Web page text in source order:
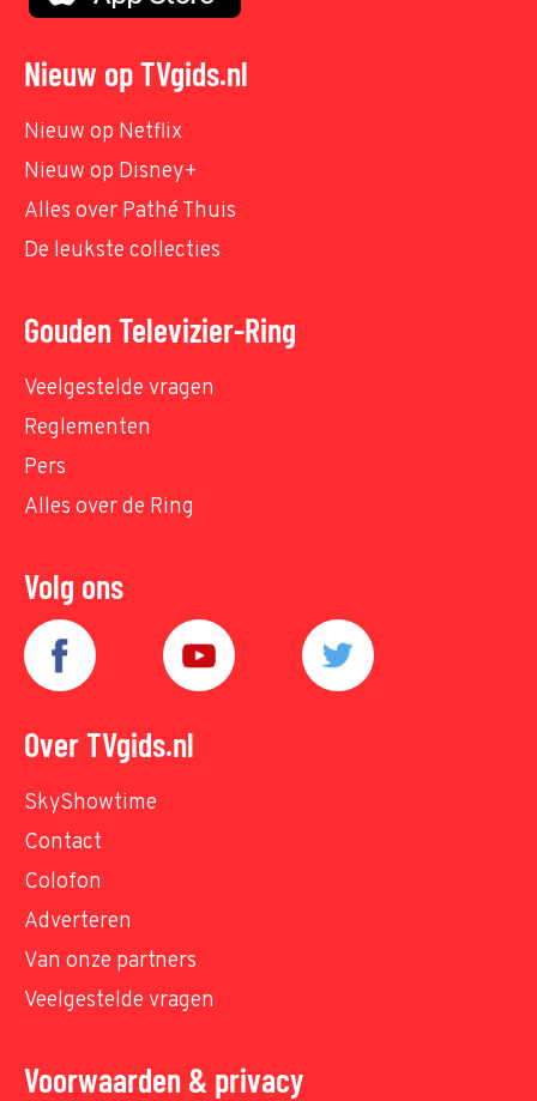
Nieuw op TVgids.nl
Nieuw op Netflix
Nieuw op Disney+
Alles over Pathé Thuis
De leukste collecties
Gouden Televizier-Ring
Veelgestelde vragen
Reglementen
Pers
Alles over de Ring
Volg ons
Over TVgids.nl
SkyShowtime
Contact
Colofon
Adverteren
Van onze partners
Veelgestelde vragen
Voorwaarden & privacy